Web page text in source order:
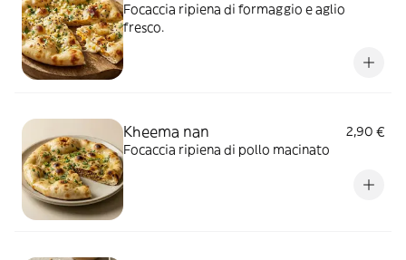
Focaccia ripiena di formaggio e aglio
fresco.
Kheema nan
2,90 €
Focaccia ripiena di pollo macinato